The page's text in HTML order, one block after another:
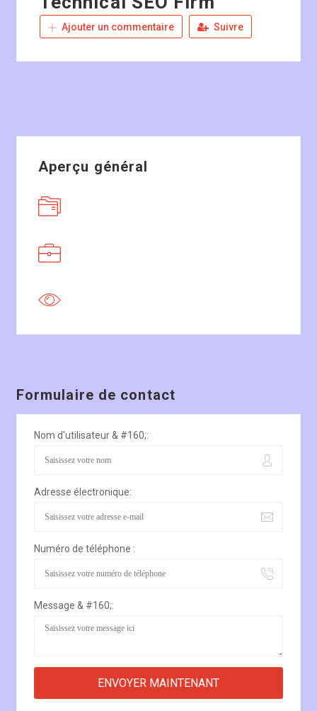
Ajouter un commentaire Suivre
Aperçu général
Formulaire de contact
Nom d'utilisateur & #160;:
Adresse électronique:
Numéro de téléphone :
Message & #160;: